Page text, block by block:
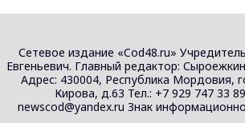
Сетевое издание «Cod48.ru»
Евгеньевич. Главный редактор:
Адрес: 430004, Республика Мордовия,
Кирова, д.63 Тел.: +7 929 747 33
newscod@yandex.ru Знак